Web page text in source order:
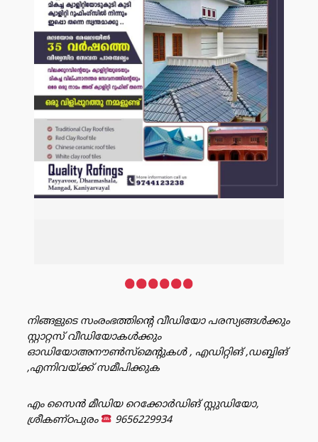
നിങ്ങളുടെ സംരംഭത്തിൻ്റെ വീഡിയോ പരസ്യങ്ങൾക്കും
സ്റ്റാറ്റസ് വീഡിയോകൾക്കും
ഓഡിയോഅനൗൺസ്‌മെന്റുകൾ , എഡിറ്റിങ് ,ഡബ്ബിങ്
,എന്നിവയ്ക്ക് സമീപിക്കുക
എം സൈൻ മീഡിയ റെക്കോർഡിങ് സ്റ്റുഡിയോ,
ശ്രീകണ്ഠപുരം
9656229934